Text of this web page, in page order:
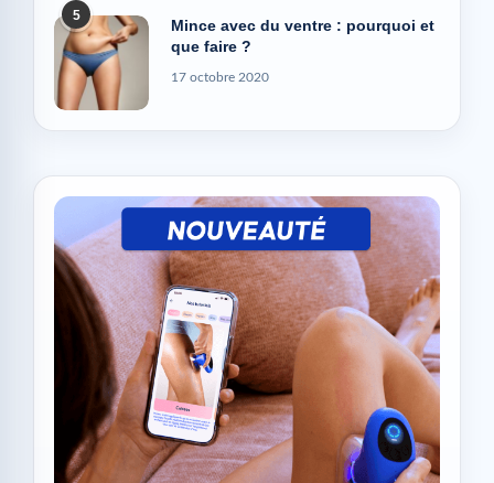
5
Mince avec du ventre : pourquoi et
que faire ?
17 octobre 2020